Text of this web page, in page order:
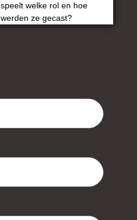
speelt welke rol en hoe
werden ze gecast?